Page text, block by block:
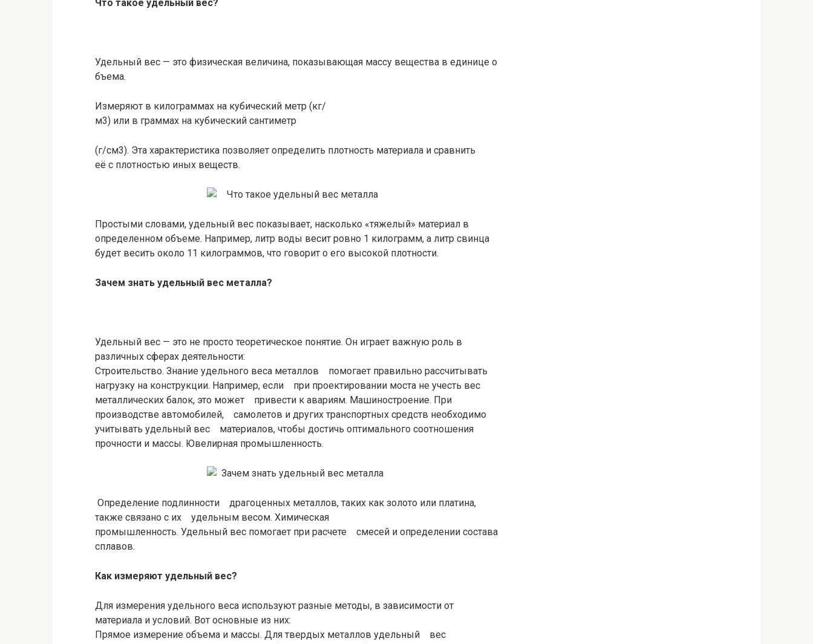
Что такое удельный вес?
Удельный вес — это физическая величина, показывающая массу вещества в единице о
бъема.
Измеряют в килограммах на кубический метр (кг/
м3) или в граммах на кубический сантиметр
(г/см3). Эта характеристика позволяет определить плотность материала и сравнить
её с плотностью иных веществ.
Простыми словами, удельный вес показывает, насколько «тяжелый» материал в
определенном объеме. Например, литр воды весит ровно 1 килограмм, а литр свинца
будет весить около 11 килограммов, что говорит о его высокой плотности.
Зачем знать удельный вес металла?
Удельный вес — это не просто теоретическое понятие. Он играет важную роль в
различных сферах деятельности:
Строительство. Знание удельного веса металлов помогает правильно рассчитывать
нагрузку на конструкции. Например, если при проектировании моста не учесть вес
металлических балок, это может привести к авариям. Машиностроение. При
производстве автомобилей, самолетов и других транспортных средств необходимо
учитывать удельный вес материалов, чтобы достичь оптимального соотношения
прочности и массы. Ювелирная промышленность.
Определение подлинности драгоценных металлов, таких как золото или платина,
также связано с их удельным весом. Химическая
промышленность. Удельный вес помогает при расчете смесей и определении состава
сплавов.
Как измеряют удельный вес?
Для измерения удельного веса используют разные методы, в зависимости от
материала и условий. Вот основные из них:
Прямое измерение объема и массы. Для твердых металлов удельный вес